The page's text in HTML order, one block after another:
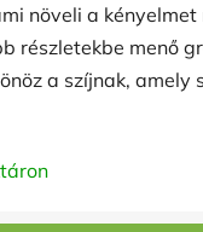
növeli a kényelmet
részletekbe menő
a szíjnak, amely